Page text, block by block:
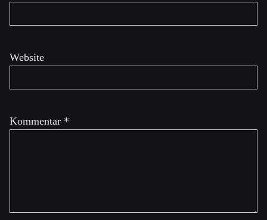
Kommentar *
Website